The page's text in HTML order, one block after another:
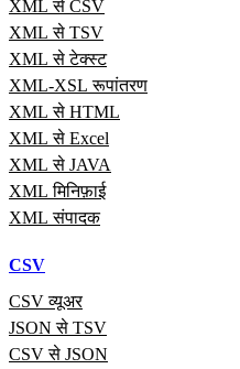
XML से CSV
XML से TSV
XML से टेक्स्ट
XML-XSL रूपांतरण
XML से HTML
XML से Excel
XML से JAVA
XML मिनिफ़ाई
XML संपादक
CSV
CSV व्यूअर
JSON से TSV
CSV से JSON